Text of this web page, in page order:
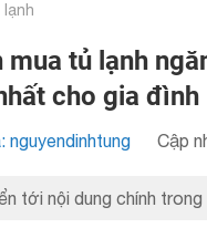
lạnh
mua tủ lạnh
cho gia đình
nguyendinhtung Cập
tới nội dung chính trong